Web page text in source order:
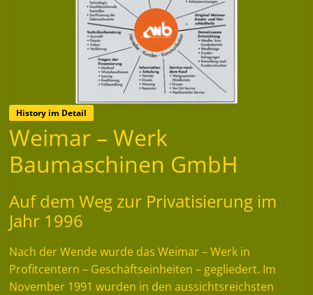
History im Detail
Weimar – Werk
Baumaschinen GmbH
Auf dem Weg zur Privatisierung im
Jahr 1996
Nach der Wende wurde das Weimar – Werk in
Profitcentern – Geschäftseinheiten – gegliedert. Im
November 1991 wurden in den aussichtsreichsten